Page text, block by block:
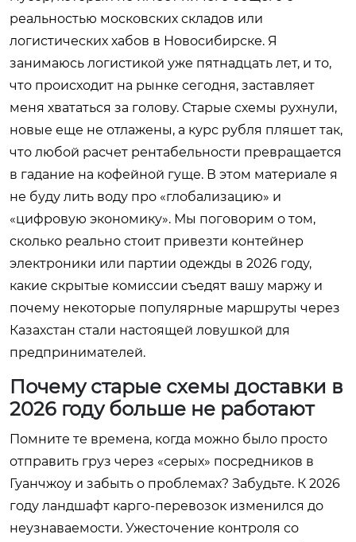
реальностью московских складов или
логистических хабов в Новосибирске. Я
занимаюсь логистикой уже пятнадцать лет, и то,
что происходит на рынке сегодня, заставляет
меня хвататься за голову. Старые схемы рухнули,
новые еще не отлажены, а курс рубля пляшет так,
что любой расчет рентабельности превращается
в гадание на кофейной гуще. В этом материале я
не буду лить воду про «глобализацию» и
«цифровую экономику». Мы поговорим о том,
сколько реально стоит привезти контейнер
электроники или партии одежды в 2026 году,
какие скрытые комиссии съедят вашу маржу и
почему некоторые популярные маршруты через
Казахстан стали настоящей ловушкой для
предпринимателей.
Почему старые схемы доставки в
2026 году больше не работают
Помните те времена, когда можно было просто
отправить груз через «серых» посредников в
Гуанчжоу и забыть о проблемах? Забудьте. К 2026
году ландшафт карго-перевозок изменился до
неузнаваемости. Ужесточение контроля со